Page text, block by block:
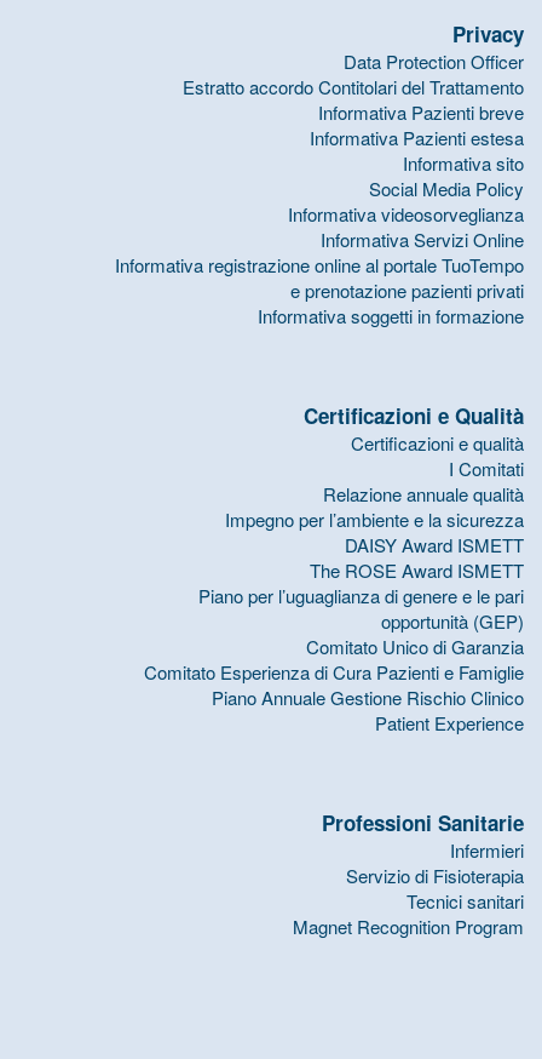
Privacy
Data Protection Officer
Estratto accordo Contitolari del Trattamento
Informativa Pazienti breve
Informativa Pazienti estesa
Informativa sito
Social Media Policy
Informativa videosorveglianza
Informativa Servizi Online
Informativa registrazione online al portale TuoTempo
e prenotazione pazienti privati
Informativa soggetti in formazione
Certificazioni e Qualità
Certificazioni e qualità
I Comitati
Relazione annuale qualità
Impegno per l’ambiente e la sicurezza
DAISY Award ISMETT
The ROSE Award ISMETT
Piano per l’uguaglianza di genere e le pari
opportunità (GEP)
Comitato Unico di Garanzia
Comitato Esperienza di Cura Pazienti e Famiglie
Piano Annuale Gestione Rischio Clinico
Patient Experience
Professioni Sanitarie
Infermieri
Servizio di Fisioterapia
Tecnici sanitari
Magnet Recognition Program